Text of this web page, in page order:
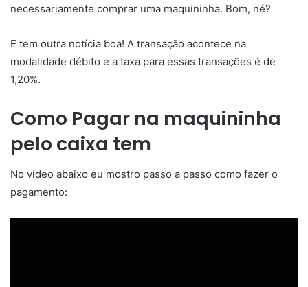
necessariamente comprar uma maquininha. Bom, né?
E tem outra notícia boa! A transação acontece na
modalidade débito e a taxa para essas transações é de
1,20%.
Como Pagar na maquininha
pelo caixa tem
No vídeo abaixo eu mostro passo a passo como fazer o
pagamento: